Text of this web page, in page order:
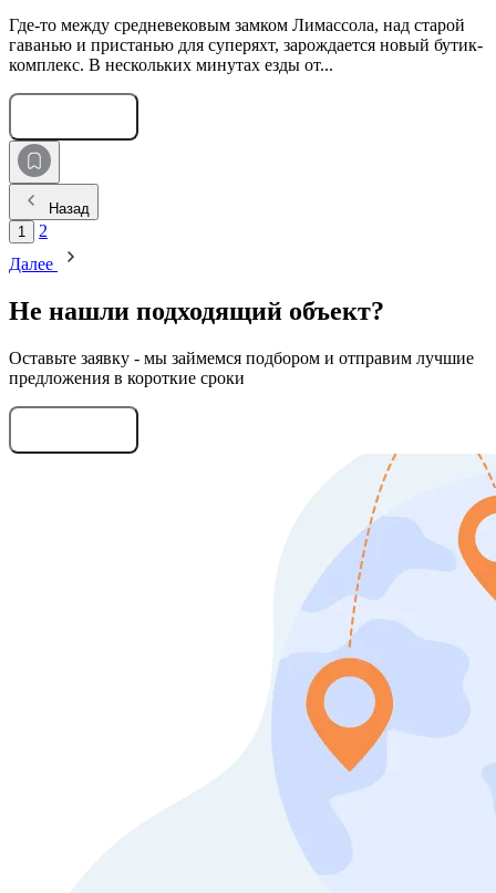
Где-то между средневековым замком Лимассола, над старой
гаванью и пристанью для суперяхт, зарождается новый бутик-
комплекс. В нескольких минутах езды от...
Назад
1
2
Далее
Не нашли подходящий объект?
Оставьте заявку - мы займемся подбором и отправим лучшие
предложения в короткие сроки